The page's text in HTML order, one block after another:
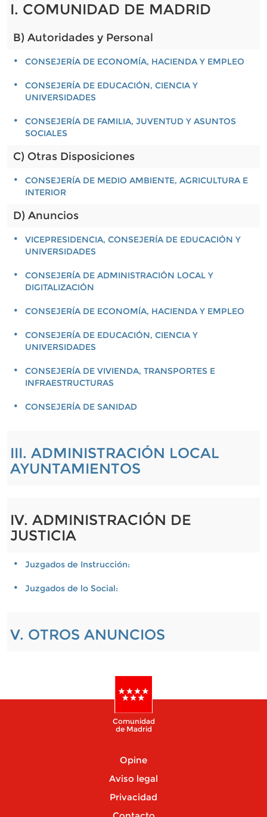
I. COMUNIDAD DE MADRID
B) Autoridades y Personal
CONSEJERÍA DE ECONOMÍA, HACIENDA Y EMPLEO
CONSEJERÍA DE EDUCACIÓN, CIENCIA Y
UNIVERSIDADES
CONSEJERÍA DE FAMILIA, JUVENTUD Y ASUNTOS
SOCIALES
C) Otras Disposiciones
CONSEJERÍA DE MEDIO AMBIENTE, AGRICULTURA E
INTERIOR
D) Anuncios
VICEPRESIDENCIA, CONSEJERÍA DE EDUCACIÓN Y
UNIVERSIDADES
CONSEJERÍA DE ADMINISTRACIÓN LOCAL Y
DIGITALIZACIÓN
CONSEJERÍA DE ECONOMÍA, HACIENDA Y EMPLEO
CONSEJERÍA DE EDUCACIÓN, CIENCIA Y
UNIVERSIDADES
CONSEJERÍA DE VIVIENDA, TRANSPORTES E
INFRAESTRUCTURAS
CONSEJERÍA DE SANIDAD
III. ADMINISTRACIÓN LOCAL
AYUNTAMIENTOS
IV. ADMINISTRACIÓN DE
JUSTICIA
Juzgados de Instrucción:
Juzgados de lo Social:
V. OTROS ANUNCIOS
Comunidad
de Madrid
Opine
Aviso legal
Privacidad